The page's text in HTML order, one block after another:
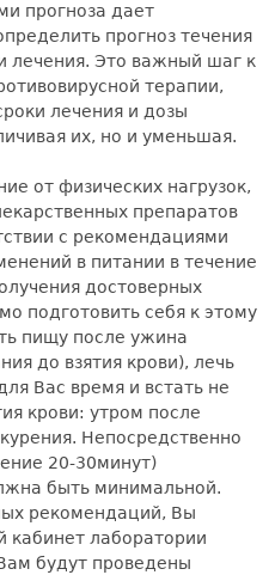
прогноза дает
прогноз течения
лечения. Это важный шаг к
терапии,
лечения и дозы
их, но и уменьшая.
от физических нагрузок,
препаратов
с рекомендациями
в питании в течение
достоверных
подготовить себя к этому
пищу после ужина
до взятия крови), лечь
Вас время и встать не
крови: утром после
Непосредственно
20-30минут)
быть минимальной.
рекомендаций, Вы
кабинет лаборатории
будут проведены